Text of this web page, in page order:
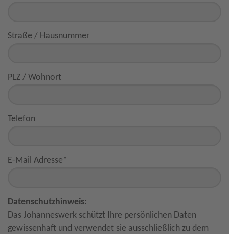
Straße / Hausnummer
PLZ / Wohnort
Telefon
E-Mail Adresse*
Datenschutzhinweis:
Das Johanneswerk schützt Ihre persönlichen Daten
gewissenhaft und verwendet sie ausschließlich zu dem